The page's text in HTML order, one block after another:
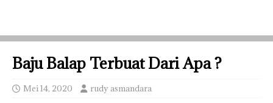
Baju Balap Terbuat Dari Apa ?
Mei 14, 2020 rudy asmandara